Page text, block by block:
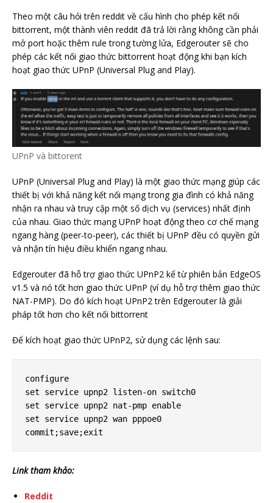
Theo một câu hỏi trên reddit về cấu hình cho phép kết nối
bittorrent, một thành viên reddit đã trả lời rằng không cần phải
mở port hoặc thêm rule trong tường lửa, Edgerouter sẽ cho
phép các kết nối giao thức bittorrent hoạt động khi bạn kích
hoạt giao thức UPnP (Universal Plug and Play).
UPnP và bittorent
UPnP (Universal Plug and Play) là một giao thức mạng giúp các
thiết bị với khả năng kết nối mạng trong gia đình có khả năng
nhận ra nhau và truy cập một số dịch vụ (services) nhất định
của nhau. Giao thức mạng UPnP hoạt động theo cơ chế mạng
ngang hàng (peer-to-peer), các thiết bị UPnP đều có quyền gửi
và nhận tín hiệu điều khiển ngang nhau.
Edgerouter đã hỗ trợ giao thức UPnP2 kể từ phiên bản EdgeOS
v1.5 và nó tốt hơn giao thức UPnP (ví dụ hỗ trợ thêm giao thức
NAT-PMP). Do đó kích hoạt UPnP2 trên Edgerouter là giải
pháp tốt hơn cho kết nối bittorrent
Để kích hoạt giao thức UPnP2, sử dụng các lệnh sau:
configure
set service upnp2 listen-on switch0
set service upnp2 nat-pmp enable
set service upnp2 wan pppoe0
Link tham khảo:
Reddit